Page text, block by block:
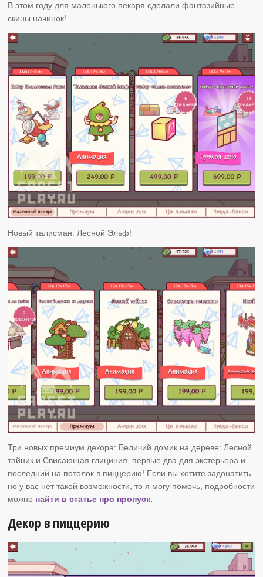
В этом году для маленького пекаря сделали фантазийные
скины начинок!
Новый талисман: Лесной Эльф!
Три новых премиум декора: Беличий домик на дереве: Лесной
тайник и Свисающая глициния, первые два для экстерьера и
последний на потолок в пиццерию! Если вы хотите задонатить,
но у вас нет такой возможности, то я могу помочь, подробности
можно найти в статье про пропуск.
Декор в пиццерию